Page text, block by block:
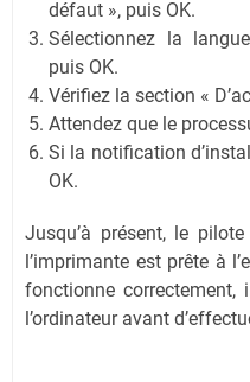
défaut », puis OK.
Sélectionnez la
puis OK.
Vérifiez la section «
Attendez que le
Si la notification
OK.
Jusqu’à présent, le
l’imprimante est prête à
fonctionne correctement,
l’ordinateur avant